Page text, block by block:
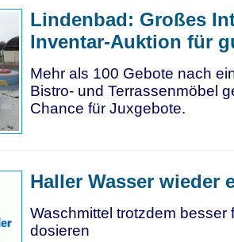
Lindenbad: Großes
Inventar-Auktion für
Mehr als 100 Gebote nach
Bistro- und Terrassenmöbel
Chance für Juxgebote.
Haller Wasser wieder
Waschmittel trotzdem besser
dosieren